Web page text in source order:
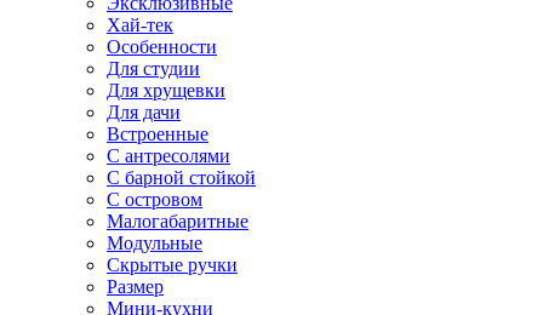
Хай-тек
Особенности
Для студии
Для хрущевки
Для дачи
Встроенные
С антресолями
С барной стойкой
С островом
Малогабаритные
Модульные
Скрытые ручки
Размер
Мини-кухни